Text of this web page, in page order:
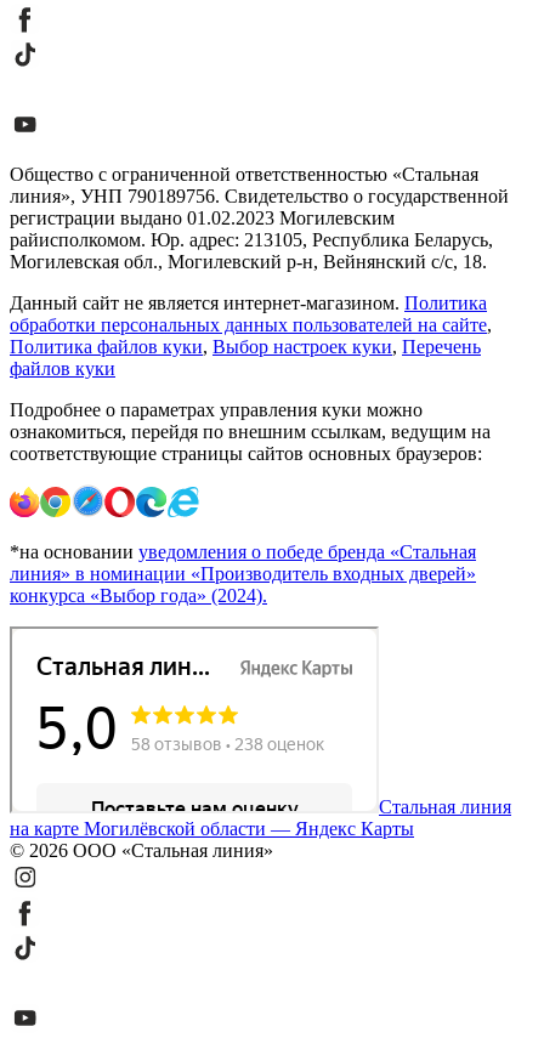
Общество с ограниченной ответственностью «Стальная
линия», УНП 790189756. Свидетельство о государственной
регистрации выдано 01.02.2023 Могилевским
райисполкомом. Юр. адрес: 213105, Республика Беларусь,
Могилевская обл., Могилевский р-н, Вейнянский с/с, 18.
Данный сайт не является интернет-магазином. Политика
обработки персональных данных пользователей на сайте,
Политика файлов куки, Выбор настроек куки, Перечень
файлов куки
Подробнее о параметрах управления куки можно
ознакомиться, перейдя по внешним ссылкам, ведущим на
соответствующие страницы сайтов основных браузеров:
*на основании уведомления о победе бренда «Стальная
линия» в номинации «Производитель входных дверей»
конкурса «Выбор года» (2024).
Стальная линия
на карте Могилёвской области — Яндекс Карты
© 2026 ООО «Стальная линия»